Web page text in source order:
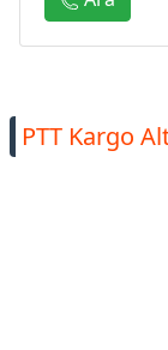
PTT Kargo